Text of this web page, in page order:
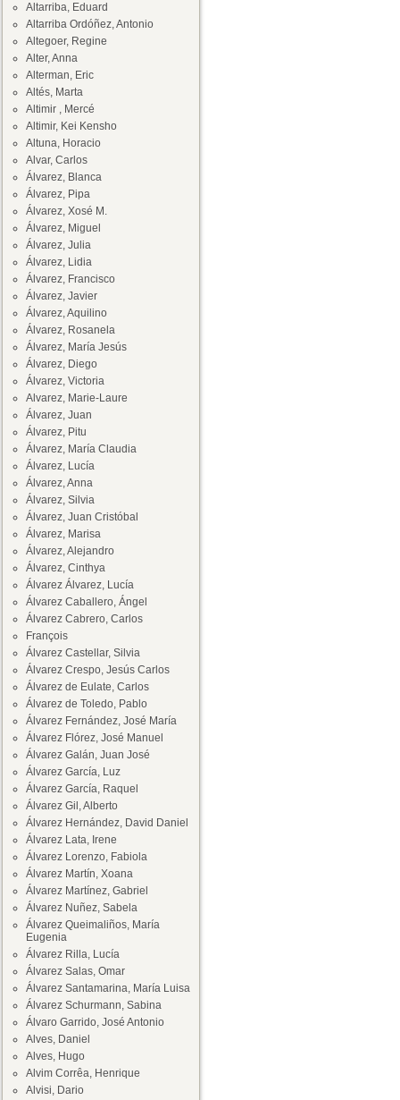
Altarriba, Eduard
Altarriba Ordóñez, Antonio
Altegoer, Regine
Alter, Anna
Alterman, Eric
Altés, Marta
Altimir , Mercé
Altimir, Kei Kensho
Altuna, Horacio
Alvar, Carlos
Álvarez, Blanca
Álvarez, Pipa
Álvarez, Xosé M.
Álvarez, Miguel
Álvarez, Julia
Álvarez, Lidia
Álvarez, Francisco
Álvarez, Javier
Álvarez, Aquilino
Álvarez, Rosanela
Álvarez, María Jesús
Álvarez, Diego
Álvarez, Victoria
Alvarez, Marie-Laure
Álvarez, Juan
Álvarez, Pitu
Álvarez, María Claudia
Álvarez, Lucía
Álvarez, Anna
Álvarez, Silvia
Álvarez, Juan Cristóbal
Álvarez, Marisa
Álvarez, Alejandro
Álvarez, Cinthya
Álvarez Álvarez, Lucía
Álvarez Caballero, Ángel
Álvarez Cabrero, Carlos
François
Álvarez Castellar, Silvia
Álvarez Crespo, Jesús Carlos
Álvarez de Eulate, Carlos
Álvarez de Toledo, Pablo
Álvarez Fernández, José María
Álvarez Flórez, José Manuel
Álvarez Galán, Juan José
Álvarez García, Luz
Álvarez García, Raquel
Álvarez Gil, Alberto
Álvarez Hernández, David Daniel
Álvarez Lata, Irene
Álvarez Lorenzo, Fabiola
Álvarez Martín, Xoana
Álvarez Martínez, Gabriel
Álvarez Nuñez, Sabela
Álvarez Queimaliños, María
Eugenia
Álvarez Rilla, Lucía
Álvarez Salas, Omar
Álvarez Santamarina, María Luisa
Álvarez Schurmann, Sabina
Álvaro Garrido, José Antonio
Alves, Daniel
Alves, Hugo
Alvim Corrêa, Henrique
Alvisi, Dario